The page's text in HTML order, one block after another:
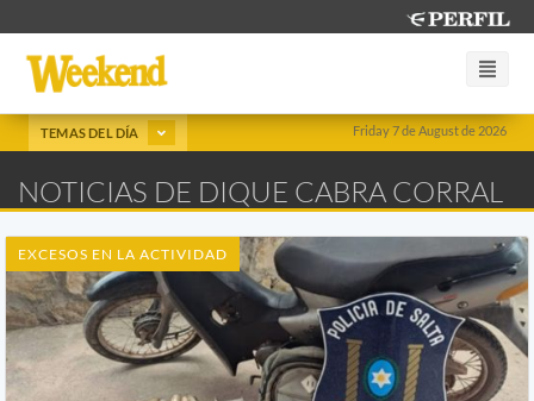
Friday 7 de August de 2026
TEMAS DEL DÍA
NOTICIAS DE DIQUE CABRA CORRAL
EXCESOS EN LA ACTIVIDAD